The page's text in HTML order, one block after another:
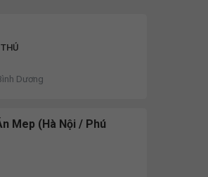
Dương
Mep (Hà Nội / Phú